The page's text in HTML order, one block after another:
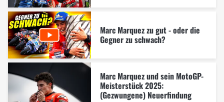
Marc Marquez zu gut - oder die
Gegner zu schwach?
Marc Marquez und sein MotoGP-
Meisterstück 2025:
(Gezwungene) Neuerfindung